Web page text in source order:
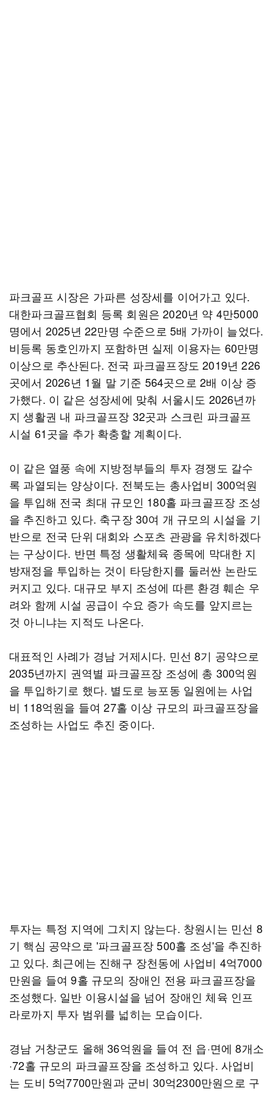
파크골프 시장은 가파른 성장세를 이어가고 있다.
대한파크골프협회 등록 회원은 2020년 약 4만5000
명에서 2025년 22만명 수준으로 5배 가까이 늘었다.
비등록 동호인까지 포함하면 실제 이용자는 60만명
이상으로 추산된다. 전국 파크골프장도 2019년 226
곳에서 2026년 1월 말 기준 564곳으로 2배 이상 증
가했다. 이 같은 성장세에 맞춰 서울시도 2026년까
지 생활권 내 파크골프장 32곳과 스크린 파크골프
시설 61곳을 추가 확충할 계획이다.
이 같은 열풍 속에 지방정부들의 투자 경쟁도 갈수
록 과열되는 양상이다. 전북도는 총사업비 300억원
을 투입해 전국 최대 규모인 180홀 파크골프장 조성
을 추진하고 있다. 축구장 30여 개 규모의 시설을 기
반으로 전국 단위 대회와 스포츠 관광을 유치하겠다
는 구상이다. 반면 특정 생활체육 종목에 막대한 지
방재정을 투입하는 것이 타당한지를 둘러싼 논란도
커지고 있다. 대규모 부지 조성에 따른 환경 훼손 우
려와 함께 시설 공급이 수요 증가 속도를 앞지르는
것 아니냐는 지적도 나온다.
대표적인 사례가 경남 거제시다. 민선 8기 공약으로
2035년까지 권역별 파크골프장 조성에 총 300억원
을 투입하기로 했다. 별도로 능포동 일원에는 사업
비 118억원을 들여 27홀 이상 규모의 파크골프장을
조성하는 사업도 추진 중이다.
투자는 특정 지역에 그치지 않는다. 창원시는 민선 8
기 핵심 공약으로 '파크골프장 500홀 조성'을 추진하
고 있다. 최근에는 진해구 장천동에 사업비 4억7000
만원을 들여 9홀 규모의 장애인 전용 파크골프장을
조성했다. 일반 이용시설을 넘어 장애인 체육 인프
라로까지 투자 범위를 넓히는 모습이다.
경남 거창군도 올해 36억원을 들여 전 읍·면에 8개소
·72홀 규모의 파크골프장을 조성하고 있다. 사업비
는 도비 5억7700만원과 군비 30억2300만원으로 구